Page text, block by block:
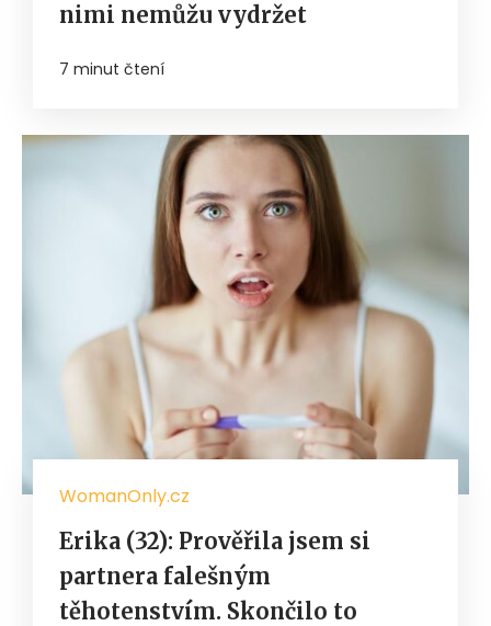
nimi nemůžu vydržet
7 minut čtení
WomanOnly.cz
Erika (32): Prověřila jsem si
partnera falešným
těhotenstvím. Skončilo to